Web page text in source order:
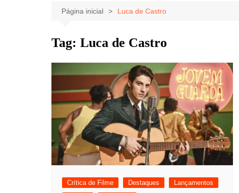
Celebridades
Música
Notícias
Clássicos
Página inicial Luca de Castro
Tag: Luca de Castro
Crítica de Filme Destaques
Lançamentos